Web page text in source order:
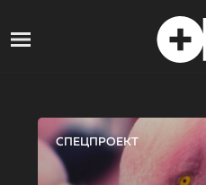
СПЕЦПРОЕКТ